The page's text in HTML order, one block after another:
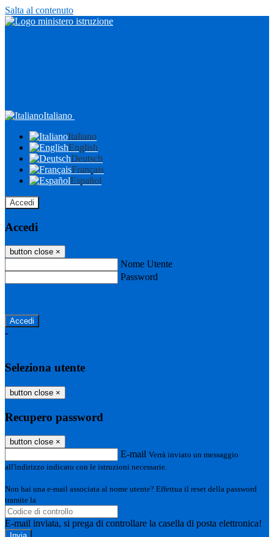
Salta al contenuto
Italiano
Italiano
English
Deutsch
Français
Español
Accedi
Accedi
button close ×
Nome Utente
Password
-
Seleziona utente
button close ×
Recupero password
button close ×
E-mail Verrà inviato un messaggio
all'indirizzo indicato con le istruzioni necessarie.
Non hai una e-mail associata al nome utente? Effettua il reset della password
tramite la
E-mail inviata, si prega di controllare la casella di posta elettronica!